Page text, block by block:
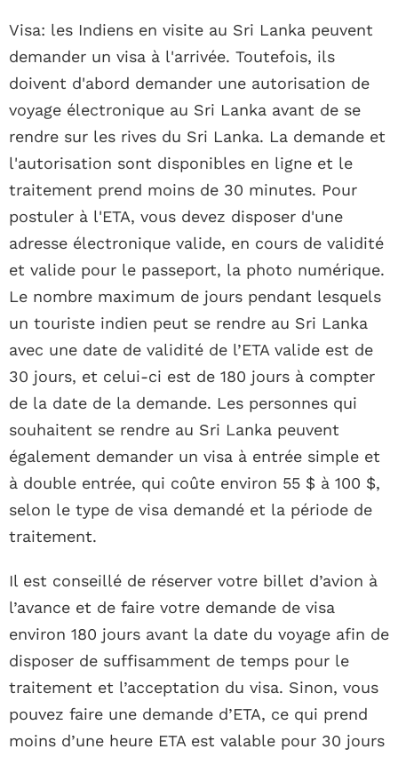
Visa: les Indiens en visite au Sri Lanka peuvent
demander un visa à l'arrivée. Toutefois, ils
doivent d'abord demander une autorisation de
voyage électronique au Sri Lanka avant de se
rendre sur les rives du Sri Lanka. La demande et
l'autorisation sont disponibles en ligne et le
traitement prend moins de 30 minutes. Pour
postuler à l'ETA, vous devez disposer d'une
adresse électronique valide, en cours de validité
et valide pour le passeport, la photo numérique.
Le nombre maximum de jours pendant lesquels
un touriste indien peut se rendre au Sri Lanka
avec une date de validité de l’ETA valide est de
30 jours, et celui-ci est de 180 jours à compter
de la date de la demande. Les personnes qui
souhaitent se rendre au Sri Lanka peuvent
également demander un visa à entrée simple et
à double entrée, qui coûte environ 55 $ à 100 $,
selon le type de visa demandé et la période de
traitement.
Il est conseillé de réserver votre billet d’avion à
l’avance et de faire votre demande de visa
environ 180 jours avant la date du voyage afin de
disposer de suffisamment de temps pour le
traitement et l’acceptation du visa. Sinon, vous
pouvez faire une demande d’ETA, ce qui prend
moins d’une heure ETA est valable pour 30 jours